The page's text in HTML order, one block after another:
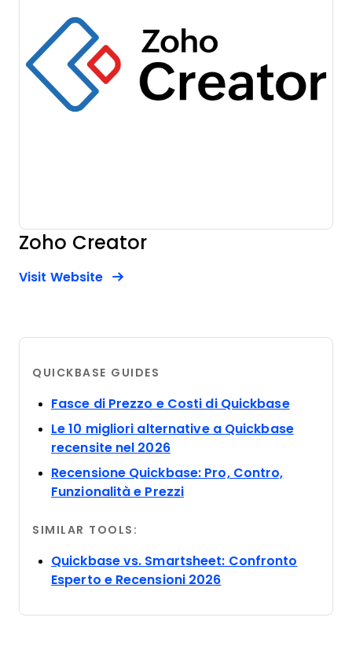
Zoho Creator
Visit WebsiteOpens New Window
QUICKBASE GUIDES
Fasce di Prezzo e Costi di QuickbaseOpens
Le 10 migliori alternative a Quickbase
recensite nel 2026Opens new window
Recensione Quickbase: Pro, Contro,
Funzionalità e PrezziOpens new window
SIMILAR TOOLS:
Quickbase vs. Smartsheet: Confronto
Esperto e Recensioni 2026Opens new window